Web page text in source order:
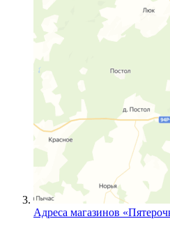
Адреса магазинов